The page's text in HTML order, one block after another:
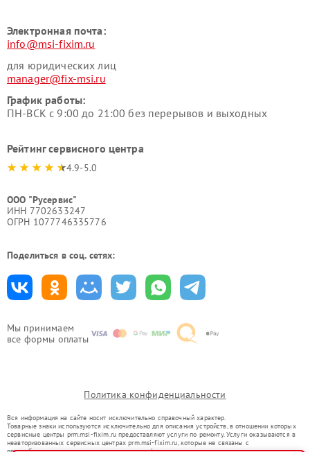
Мы принимаем
все формы оплаты
Электронная почта:
info@msi-fixim.ru
для юридических лиц
manager@fix-msi.ru
График работы:
ПН-ВСК с 9:00 до 21:00 без перерывов и выходных
Рейтинг сервисного центра
4.9-5.0
ООО "Русервис"
ИНН 7702633247
ОГРН 1077746335776
Поделиться в соц. сетях:
Политика конфиденциальности
Вся информация на сайте носит исключительно справочный характер.
Товарные знаки используются исключительно для описания устройств, в отношении которых
сервисные центры prm.msi-fixim.ru предоставляют услуги по ремонту. Услуги оказываются в
неавторизованных сервисных центрах prm.msi-fixim.ru, которые не связаны с